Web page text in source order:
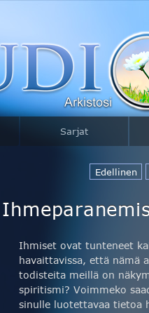
Sarjat
Edellinen
Ihmiset ovat tunteneet
havaittavissa, että nämä
todisteita meillä on
spiritismi? Voimmeko
sinulle luotettavaa tietoa